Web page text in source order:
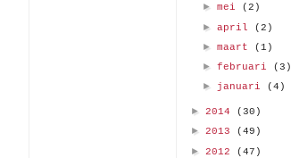
►mei (2)
►april (2)
►maart (1)
►februari (3)
► januari (4)
► 2014 (30)
► 2013 (49)
► 2012 (47)